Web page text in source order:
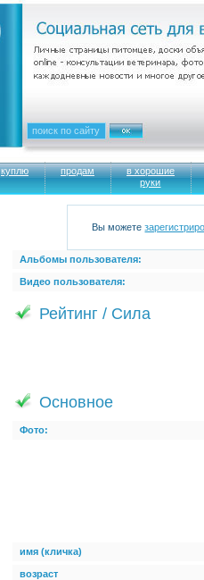
куплю продам
в хорошие
руки
Вы можете
Альбомы пользователя:
Видео пользователя:
Рейтинг / Сила
Основное
Фото:
имя (кличка)
возраст